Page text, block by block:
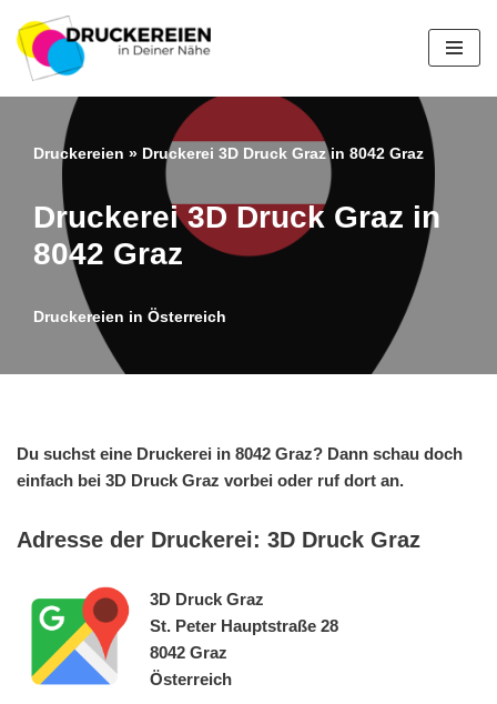
Zum
Inhalt
springen
Druckereien » Druckerei 3D Druck Graz in 8042 Graz
Druckerei 3D Druck Graz in
8042 Graz
Druckereien in Österreich
Du suchst eine Druckerei in 8042 Graz? Dann schau doch
einfach bei 3D Druck Graz vorbei oder ruf dort an.
Adresse der Druckerei: 3D Druck Graz
3D Druck Graz
St. Peter Hauptstraße 28
8042 Graz
Österreich